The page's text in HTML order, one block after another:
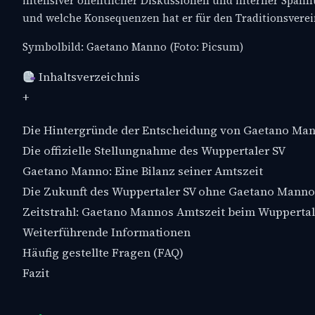
und welche Konsequenzen hat er für den
Symbolbild: Gaetano Manno (Foto: Picsum)
Inhaltsverzeichnis
+
Die Hintergründe der Entscheidung von Gaetano
Die offizielle Stellungnahme des Wuppertaler SV
Gaetano Manno: Eine Bilanz seiner Amtszeit
Die Zukunft des Wuppertaler SV ohne Gaetano Manno
Zeitstrahl: Gaetano Mannos Amtszeit beim
Weiterführende Informationen
Häufig gestellte Fragen (FAQ)
Fazit